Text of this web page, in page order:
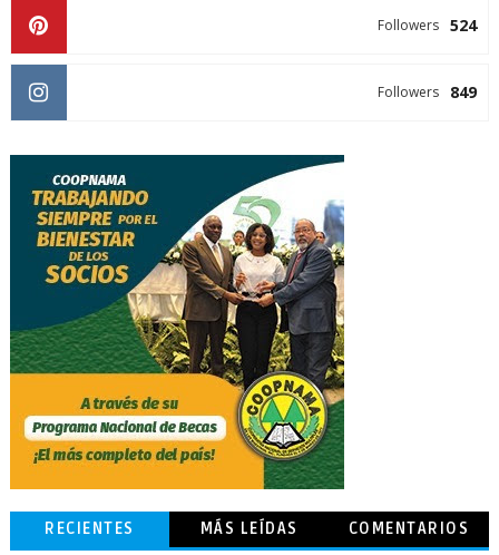
524
Followers
849
Followers
RECIENTES MÁS LEÍDAS COMENTARIOS